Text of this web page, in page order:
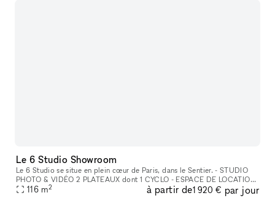
Le 6 Studio Showroom
Le 6 Studio se situe en plein cœur de Paris, dans le Sentier. - STUDIO
PHOTO & VIDÉO 2 PLATEAUX dont 1 CYCLO - ESPACE DE LOCATION
POUR SHOWROOMS / EXPOSITIONS / CASTINGS
116 m2 à partir de1 920 € par jour